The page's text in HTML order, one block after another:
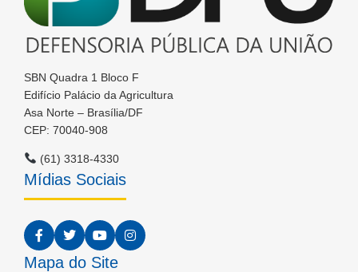
SBN Quadra 1 Bloco F
Edifício Palácio da Agricultura
Asa Norte – Brasília/DF
CEP: 70040-908
(61) 3318-4330
Mídias Sociais
Mapa do Site